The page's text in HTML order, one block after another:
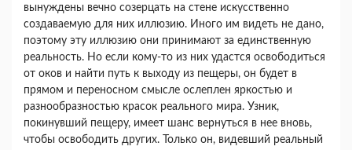
вынуждены вечно созерцать на стене искусственно
создаваемую для них иллюзию. Иного им видеть не дано,
поэтому эту иллюзию они принимают за единственную
реальность. Но если кому-то из них удастся освободиться
от оков и найти путь к выходу из пещеры, он будет в
прямом и переносном смысле ослеплен яркостью и
разнообразностью красок реального мира. Узник,
покинувший пещеру, имеет шанс вернуться в нее вновь,
чтобы освободить других. Только он, видевший реальный